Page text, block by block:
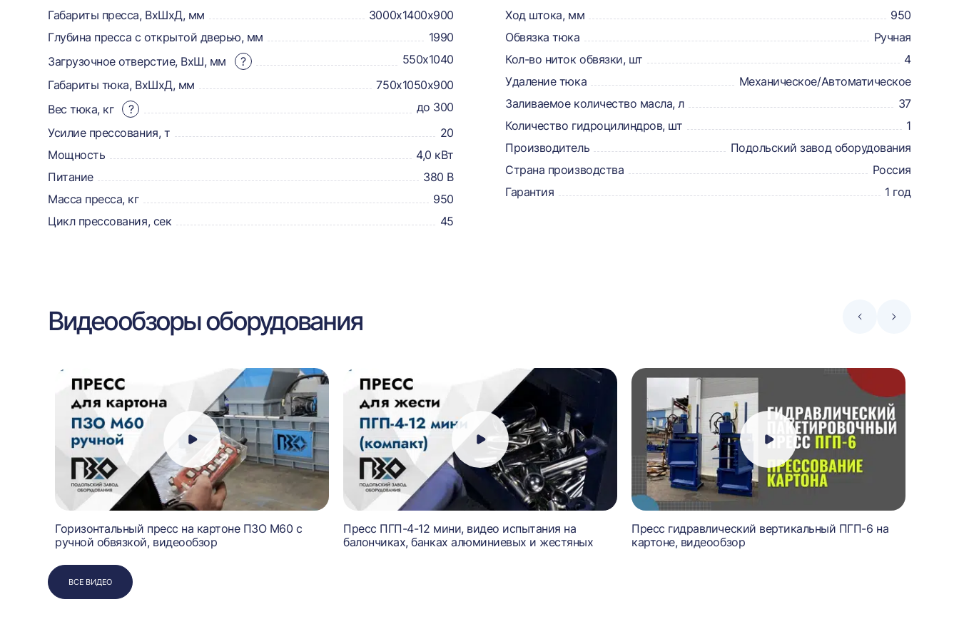
товаре,
доставке,
отзывах
и
сертификаты
Габариты пресса, ВхШхД, мм
3000х1400х900
Глубина пресса с открытой дверью, мм
1990
Загрузочное отверстие, ВхШ, мм
?
550х1040
Габариты тюка, ВхШхД, мм
750х1050х900
Вес тюка, кг
?
до 300
Усилие прессования, т
20
Мощность
4,0 кВт
Питание
380 В
Масса пресса, кг
950
Цикл прессования, сек
45
Ход штока, мм
950
Обвязка тюка
Ручная
Кол-во ниток обвязки, шт
4
Удаление тюка
Механическое/Автоматическое
Заливаемое количество масла, л
37
Количество гидроцилиндров, шт
1
Производитель
Подольский завод оборудования
Страна производства
Россия
Гарантия
1 год
Видеообзоры оборудования
СтрелкаСтрелка
Горизонтальный пресс на картоне ПЗО М60 с
ручной обвязкой, видеообзор
Пресс ПГП-4-12 мини, видео испытания на
балончиках, банках алюминиевых и жестяных
Пресс гидравлический вертикальный ПГП-6 на
картоне, видеообзор
ВСЕ ВИДЕО